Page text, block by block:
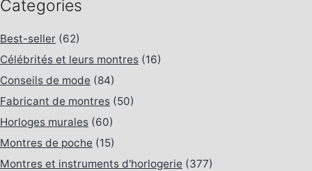
Categories
Best-seller (62)
Célébrités et leurs montres (16)
Conseils de mode (84)
Fabricant de montres (50)
Horloges murales (60)
Montres de poche (15)
Montres et instruments d'horlogerie (377)